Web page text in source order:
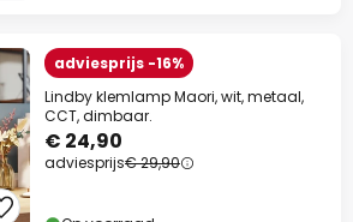
adviesprijs -16%
Lindby klemlamp Maori, wit, metaal,
CCT, dimbaar.
€ 24,90
adviesprijs€ 29,90